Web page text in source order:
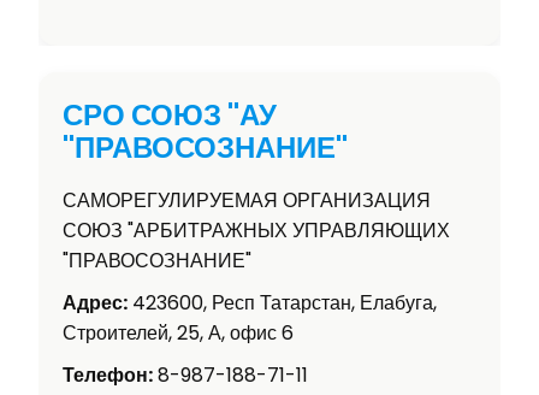
СРО СОЮЗ "АУ
"ПРАВОСОЗНАНИЕ"
САМОРЕГУЛИРУЕМАЯ ОРГАНИЗАЦИЯ
СОЮЗ "АРБИТРАЖНЫХ УПРАВЛЯЮЩИХ
"ПРАВОСОЗНАНИЕ"
Адрес: 423600, Респ Татарстан, Елабуга,
Строителей, 25, А, офис 6
Телефон:8-987-188-71-11